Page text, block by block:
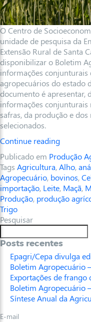
O Centro de
unidade de pesquisa da
Extensão Rural de Santa
disponibilizar o Boletim
informações
agropecuários do estado
documento é apresentar,
informações conjunturais
safras, da produção e
selecionados.
Continue reading
Publicado em Produção
Tags Agricultura,Alho,
Agropecuário, bovinos,
importação, Leite, Maçã,
Produção, produção
Trigo
Pesquisar
Posts recentes
Epagri/Cepa divulga
Boletim Agropecuário
Exportações de
Boletim Agropecuário
Síntese Anual da
E-mail